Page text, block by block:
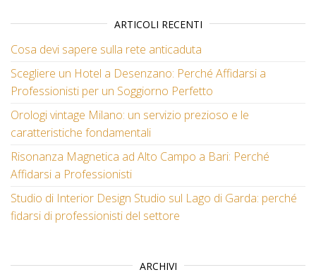
ARTICOLI RECENTI
Cosa devi sapere sulla rete anticaduta
Scegliere un Hotel a Desenzano: Perché Affidarsi a
Professionisti per un Soggiorno Perfetto
Orologi vintage Milano: un servizio prezioso e le
caratteristiche fondamentali
Risonanza Magnetica ad Alto Campo a Bari: Perché
Affidarsi a Professionisti
Studio di Interior Design Studio sul Lago di Garda: perché
fidarsi di professionisti del settore
ARCHIVI